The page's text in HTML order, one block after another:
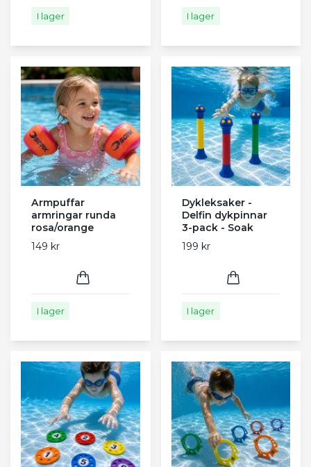
I lager I lager
Armpuffar
armringar runda
rosa/orange
149 kr
I lager
Dykleksaker -
Delfin dykpinnar
3-pack - Soak
199 kr
I lager